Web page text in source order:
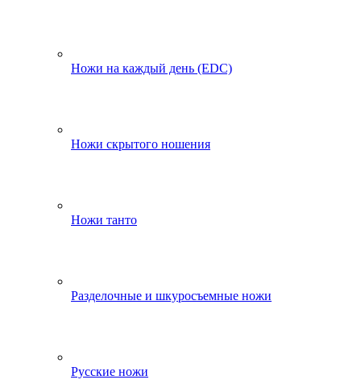
Ножи на каждый день (EDC)
Ножи скрытого ношения
Ножи танто
Разделочные и шкуросъемные ножи
Русские ножи